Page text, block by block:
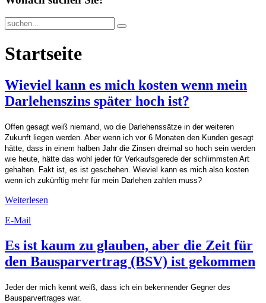
Startseite
Wieviel kann es mich kosten wenn mein
Darlehenszins später hoch ist?
Offen gesagt weiß niemand, wo die Darlehenssätze in der weiteren
Zukunft liegen werden. Aber wenn ich vor 6 Monaten den Kunden gesagt
hätte, dass in einem halben Jahr die Zinsen dreimal so hoch sein werden
wie heute, hätte das wohl jeder für Verkaufsgerede der schlimmsten Art
gehalten. Fakt ist, es ist geschehen. Wieviel kann es mich also kosten
wenn ich zukünftig mehr für mein Darlehen zahlen muss?
Weiterlesen
E-Mail
Es ist kaum zu glauben, aber die Zeit für
den Bausparvertrag (BSV) ist gekommen
Jeder der mich kennt weiß, dass ich ein bekennender Gegner des
Bausparvertrages war.